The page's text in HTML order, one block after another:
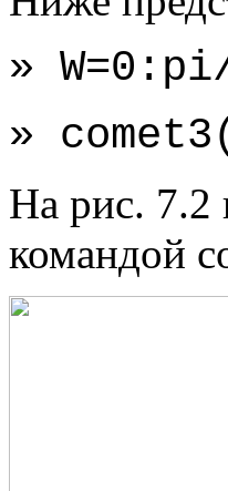
»
»
На рис. 7.2
командой